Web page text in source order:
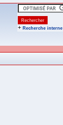
+ Recherche interne